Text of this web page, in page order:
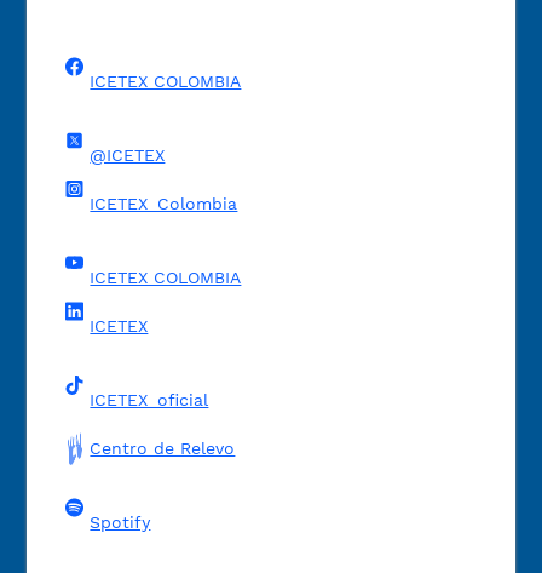
ICETEX COLOMBIA
@ICETEX
ICETEX_Colombia
ICETEX COLOMBIA
ICETEX
ICETEX_oficial
Centro de Relevo
Spotify